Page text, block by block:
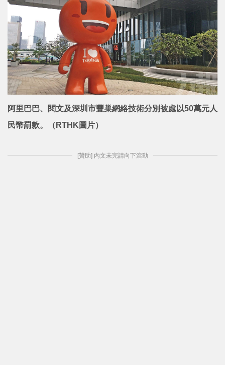
阿里巴巴、閱文及深圳市豐巢網絡技術分別被處以50萬元人
民幣罰款。（RTHK圖片）
[贊助] 內文未完請向下滾動